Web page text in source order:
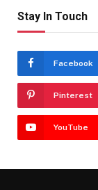
Stay In Touch
Facebook
Pinterest
YouTube